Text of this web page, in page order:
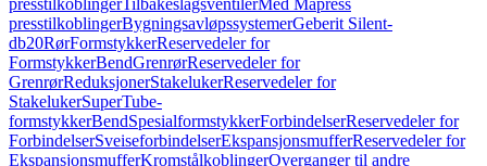
presstilkoblingerTilbakeslagsventilerMed Mapress
presstilkoblingerBygningsavløpssystemerGeberit Silent-
db20RørFormstykkerReservedeler for
FormstykkerBendGrenrørReservedeler for
GrenrørReduksjonerStakelukerReservedeler for
StakelukerSuperTube-
formstykkerBendSpesialformstykkerForbindelserReservedeler for
ForbindelserSveiseforbindelserEkspansjonsmufferReservedeler for
EkspansjonsmufferKromstålkoblingerOverganger til andre